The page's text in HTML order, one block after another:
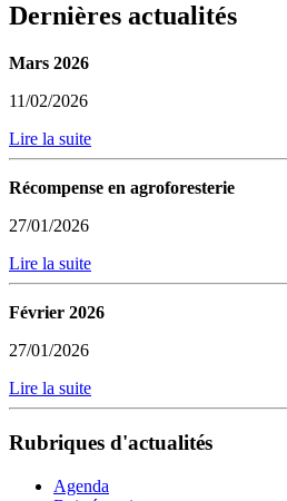
Dernières actualités
Mars 2026
11/02/2026
Lire la suite
Récompense en agroforesterie
27/01/2026
Lire la suite
Février 2026
27/01/2026
Lire la suite
Rubriques d'actualités
Agenda